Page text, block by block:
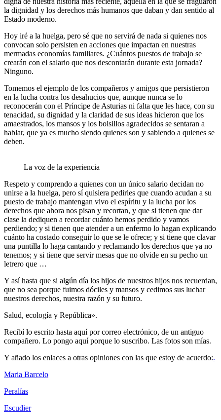
la dignidad y los derechos más humanos que daban y dan sentido al
Estado moderno.
Hoy iré a la huelga, pero sé que no servirá de nada si quienes nos
convocan solo persisten en acciones que impactan en nuestras
mermadas economías familiares. ¿Cuántos puestos de trabajo se
crearán con el salario que nos descontarán durante esta jornada?
Ninguno.
Tomemos el ejemplo de los compañeros y amigos que persistieron
en la lucha contra los desahucios que, aunque nunca se lo
reconocerán con el Príncipe de Asturias ni falta que les hace, con su
tenacidad, su dignidad y la claridad de sus ideas hicieron que los
amaestrados, los mansos y los bolsillos agradecidos se sentaran a
hablar, que ya es mucho siendo quienes son y sabiendo a quienes se
deben.
La voz de la experiencia
Respeto y comprendo a quienes con un único salario decidan no
unirse a la huelga, pero sí quisiera pedirles que cuando acudan a su
puesto de trabajo mantengan vivo el espíritu y la lucha por los
derechos que ahora nos pisan y recortan, y que si tienen que dar
clase la dediquen a recordar cuánto hemos perdido y vamos
perdiendo; y si tienen que atender a un enfermo lo hagan explicando
cuánto ha costado conseguir lo que se le ofrece; y si tiene que clavar
una puntilla lo haga cantando y reclamando los derechos que ya no
tenemos; y si tiene que servir mesas que no olvide en su pecho un
letrero que …
Y así hasta que si algún día los hijos de nuestros hijos nos recuerdan,
que no sea porque fuimos dóciles y mansos y cedimos sus luchar
nuestros derechos, nuestra razón y su futuro.
Salud, ecología y República».
Recibí lo escrito hasta aquí por correo electrónico, de un antiguo
compañero. Lo pongo aquí porque lo suscribo. Las fotos son mías.
Y añado los enlaces a otras opiniones con las que estoy de acuerdo:.
Maria Barcelo
Peralías
Escudier